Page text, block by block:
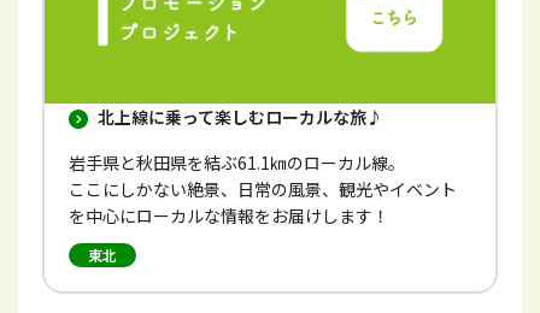
北上線に乗って楽しむローカルな旅♪
岩手県と秋田県を結ぶ61.1㎞のローカル線。
ここにしかない絶景、日常の風景、観光やイベント
を中心にローカルな情報をお届けします！
東北